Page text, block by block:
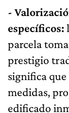
-
específicos:
parcela
prestigio
significa
medidas,
edificado